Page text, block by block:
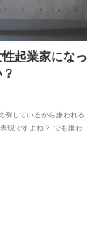
起業家になっ
例しているから嫌われる
現ですよね？ でも嫌わ